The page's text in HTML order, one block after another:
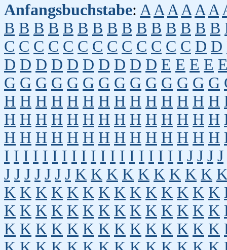
Anfangsbuchstabe: A A A A A A
B B B B B B B B B B B B B B B
C C C C C C C C C C C C C D D
D D D D D D D D D D E E E E
G G G G G G G G G G G G G G
H H H H H H H H H H H H H H
H H H H H H H H H H H H H H
H H H H H H H H H H H H H H
I I I I I I I I I I I I I I I I I I I J J J J
J J J J J J J K K K K K K K K K
K K K K K K K K K K K K K K
K K K K K K K K K K K K K K
K K K K K K K K K K K K K K